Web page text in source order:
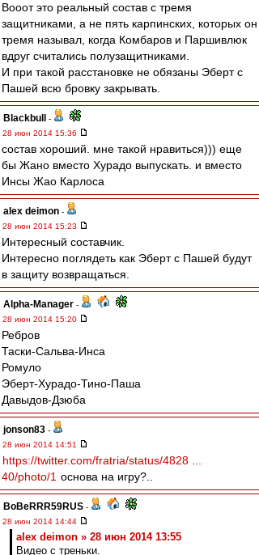
Вооот это реальный состав с тремя
защитниками, а не пять карпинских, которых он
тремя называл, когда Комбаров и Паршивлюк
вдруг считались полузащитниками.
И при такой расстановке не обязаны Эберт с
Пашей всю бровку закрывать.
Blackbull
-
28 июн 2014 15:36
состав хороший. мне такой нравиться))) еще
бы Жано вместо Хурадо выпускать. и вместо
Инсы Жао Карлоса
alex deimon -
28 июн 2014 15:23
Интересный составчик.
Интересно поглядеть как Эберт с Пашей будут
в защиту возвращаться.
Alpha-Manager -
28 июн 2014 15:20
Ребров
Таски-Сальва-Инса
Ромуло
Эберт-Хурадо-Тино-Паша
Давыдов-Дзюба
jonson83 -
28 июн 2014 14:51
https://twitter.com/fratria/status/4828 ...
40/photo/1 основа на игру?..
BoBeRRR59RUS -
28 июн 2014 14:44
alex deimon » 28 июн 2014 13:55
Видео с треньки.